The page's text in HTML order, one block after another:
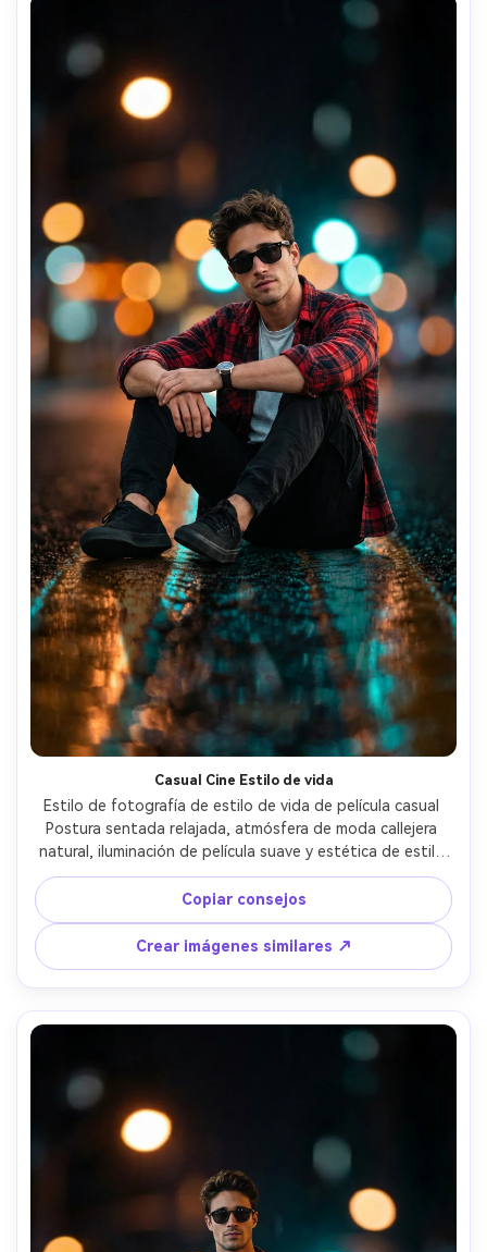
Casual Cine Estilo de vida
Estilo de fotografía de estilo de vida de película casual
Postura sentada relajada, atmósfera de moda callejera
natural, iluminación de película suave y estética de estilo
de vida moderno.
Copiar consejos
Crear imágenes similares ↗